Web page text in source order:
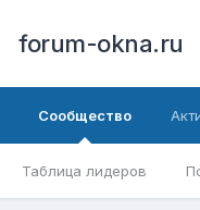
forum-okna.ru
Сообщество
Таблица лидеров